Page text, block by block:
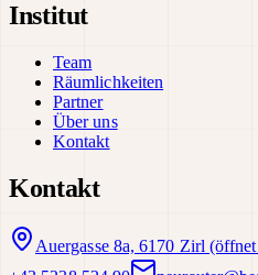
Institut
Team
Räumlichkeiten
Partner
Über uns
Kontakt
Kontakt
Auergasse 8a, 6170 Zirl